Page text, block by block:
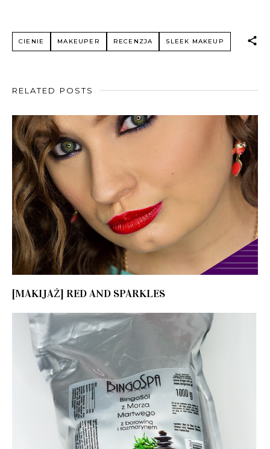
CIENIE MAKEUPER RECENZJA SLEEK MAKEUP
RELATED POSTS
[MAKIJAŻ] RED AND SPARKLES